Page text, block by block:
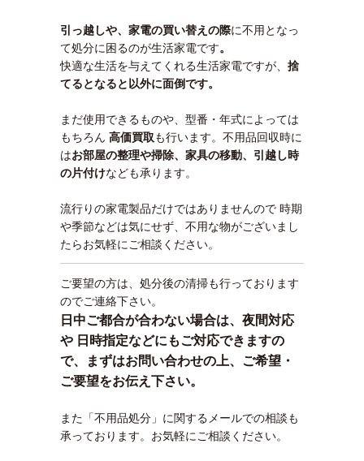
引っ越しや、家電の買い替えの際に不用となっ
て処分に困るのが生活家電です。
快適な生活を与えてくれる生活家電ですが、 捨
てるとなると以外に面倒です。
まだ使用できるものや、型番・年式によっては
もちろん 高価買取も行います。不用品回収時に
はお部屋の整理や掃除、家具の移動、引越し時
の片付けなども承ります。
流行りの家電製品だけではありませんので 時期
や季節などは気にせず、不用な物がございまし
たらお気軽にご相談ください。
ご要望の方は、処分後の清掃も行っております
のでご連絡下さい。
日中ご都合が合わない場合は、夜間対応
や 日時指定などにもご対応できますの
で、まずはお問い合わせの上、ご希望・
ご要望をお伝え下さい。
また「不用品処分」に関するメールでの相談も
承っております。お気軽にご相談ください。